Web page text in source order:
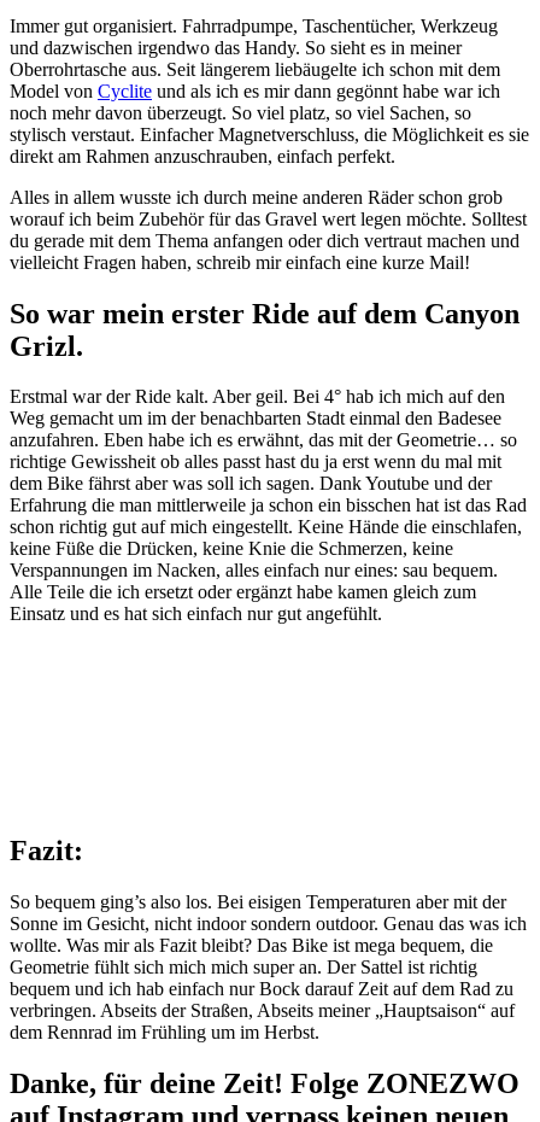
Immer gut organisiert. Fahrradpumpe, Taschentücher, Werkzeug
und dazwischen irgendwo das Handy. So sieht es in meiner
Oberrohrtasche aus. Seit längerem liebäugelte ich schon mit dem
Model von Cyclite und als ich es mir dann gegönnt habe war ich
noch mehr davon überzeugt. So viel platz, so viel Sachen, so
stylisch verstaut. Einfacher Magnetverschluss, die Möglichkeit es sie
direkt am Rahmen anzuschrauben, einfach perfekt.
Alles in allem wusste ich durch meine anderen Räder schon grob
worauf ich beim Zubehör für das Gravel wert legen möchte. Solltest
du gerade mit dem Thema anfangen oder dich vertraut machen und
vielleicht Fragen haben, schreib mir einfach eine kurze Mail!
So war mein erster Ride auf dem Canyon
Grizl.
Erstmal war der Ride kalt. Aber geil. Bei 4° hab ich mich auf den
Weg gemacht um im der benachbarten Stadt einmal den Badesee
anzufahren. Eben habe ich es erwähnt, das mit der Geometrie… so
richtige Gewissheit ob alles passt hast du ja erst wenn du mal mit
dem Bike fährst aber was soll ich sagen. Dank Youtube und der
Erfahrung die man mittlerweile ja schon ein bisschen hat ist das Rad
schon richtig gut auf mich eingestellt. Keine Hände die einschlafen,
keine Füße die Drücken, keine Knie die Schmerzen, keine
Verspannungen im Nacken, alles einfach nur eines: sau bequem.
Alle Teile die ich ersetzt oder ergänzt habe kamen gleich zum
Einsatz und es hat sich einfach nur gut angefühlt.
Fazit:
So bequem ging’s also los. Bei eisigen Temperaturen aber mit der
Sonne im Gesicht, nicht indoor sondern outdoor. Genau das was ich
wollte. Was mir als Fazit bleibt? Das Bike ist mega bequem, die
Geometrie fühlt sich mich mich super an. Der Sattel ist richtig
bequem und ich hab einfach nur Bock darauf Zeit auf dem Rad zu
verbringen. Abseits der Straßen, Abseits meiner „Hauptsaison“ auf
dem Rennrad im Frühling um im Herbst.
Danke, für deine Zeit! Folge ZONEZWO